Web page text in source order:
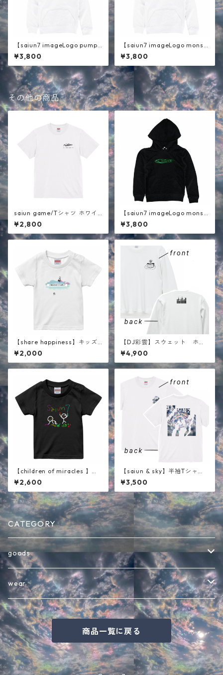
【saiun7 imageLogo pumpk
in】キッズパーカー ホワイト
¥3,800
【saiun7 imageLogo monst
er 】キッズパーカー ホワイ
ト
¥3,800
その他の商品
saiun game/Tシャツ ホワイ
ト
¥2,800
【saiun7 imageLogo monst
er 】キッズパーカー ブラッ
ク
¥3,800
【share happiness】キッズ
半袖Tシャツ ホワイト
¥2,000
【DJ彩雲】スウェット ホワ
イト
¥4,900
【children of miracles 】キ
ッズ半袖Tシャツ ブラック
¥2,600
【saiun & sky】半袖Tシャ
ツ ホワイト
¥3,500
CATEGORY
goods
バッグ
インテリア・その他雑貨
キャップ
wear
半袖Tシャツ
七分袖Tシャツ
商品一覧に戻る